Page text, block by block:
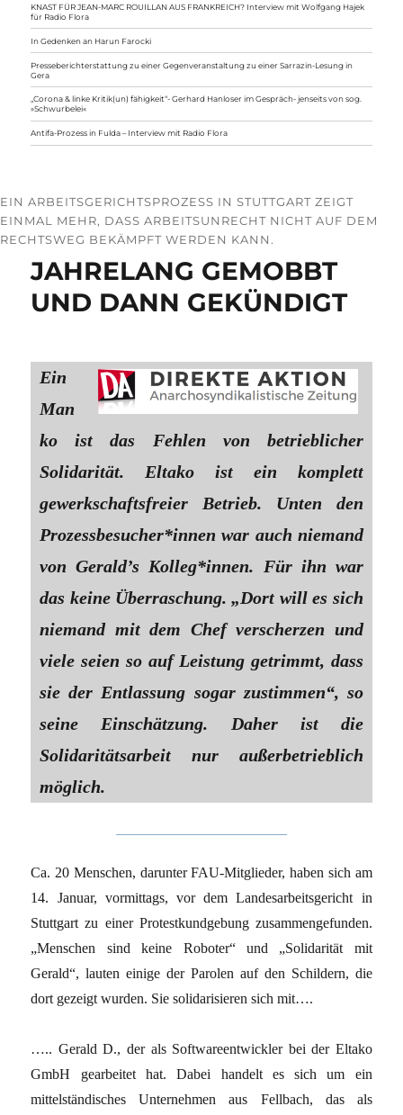
KNAST FÜR JEAN-MARC ROUILLAN AUS FRANKREICH? Interview mit Wolfgang Hajek
für Radio Flora
In Gedenken an Harun Farocki
Presseberichterstattung zu einer Gegenveranstaltung zu einer Sarrazin-Lesung in
Gera
„Corona & linke Kritik(un) fähigkeit“- Gerhard Hanloser im Gespräch- jenseits von sog.
»Schwurbelei«
Antifa-Prozess in Fulda – Interview mit Radio Flora
EIN ARBEITSGERICHTSPROZESS IN STUTTGART ZEIGT
EINMAL MEHR, DASS ARBEITSUNRECHT NICHT AUF DEM
RECHTSWEG BEKÄMPFT WERDEN KANN.
JAHRELANG GEMOBBT
UND DANN GEKÜNDIGT
Ein
Man
ko ist das Fehlen von betrieblicher
Solidarität. Eltako ist ein komplett
gewerkschaftsfreier Betrieb. Unten den
Prozessbesucher*innen war auch niemand
von Gerald’s Kolleg*innen. Für ihn war
das keine Überraschung. „Dort will es sich
niemand mit dem Chef verscherzen und
viele seien so auf Leistung getrimmt, dass
sie der Entlassung sogar zustimmen“, so
seine Einschätzung. Daher ist die
Solidaritätsarbeit nur außerbetrieblich
möglich.
Ca. 20 Menschen, darunter FAU-Mitglieder, haben sich am
14. Januar, vormittags, vor dem Landesarbeitsgericht in
Stuttgart zu einer Protestkundgebung zusammengefunden.
„Menschen sind keine Roboter“ und „Solidarität mit
Gerald“, lauten einige der Parolen auf den Schildern, die
dort gezeigt wurden. Sie solidarisieren sich mit….
….. Gerald D., der als Softwareentwickler bei der Eltako
GmbH gearbeitet hat. Dabei handelt es sich um ein
mittelständisches Unternehmen aus Fellbach, das als